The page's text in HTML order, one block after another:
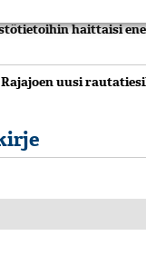
haittaisi
uusi